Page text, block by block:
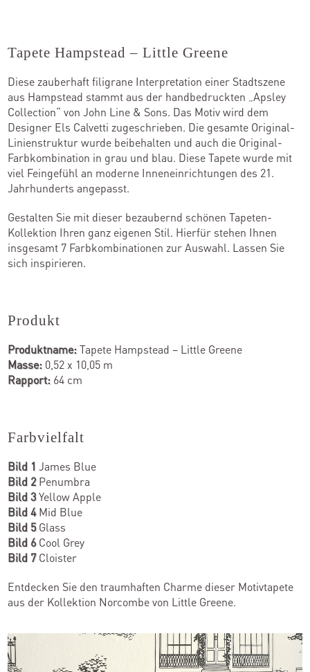
Tapete Hampstead – Little Greene
Diese zauberhaft filigrane Interpretation einer Stadtszene
aus Hampstead stammt aus der handbedruckten „Apsley
Collection“ von John Line & Sons. Das Motiv wird dem
Designer Els Calvetti zugeschrieben. Die gesamte Original-
Linienstruktur wurde beibehalten und auch die Original-
Farbkombination in grau und blau. Diese Tapete wurde mit
viel Feingefühl an moderne Inneneinrichtungen des 21.
Jahrhunderts angepasst.
Gestalten Sie mit dieser bezaubernd schönen Tapeten-
Kollektion Ihren ganz eigenen Stil. Hierfür stehen Ihnen
insgesamt 7 Farbkombinationen zur Auswahl. Lassen Sie
sich inspirieren.
Produkt
Produktname:Tapete Hampstead – Little Greene
Masse: 0,52 x 10,05 m
Rapport: 64 cm
Farbvielfalt
Bild 1 James Blue
Bild 2Penumbra
Bild 3Yellow Apple
Bild 4Mid Blue
Bild 5Glass
Bild 6Cool Grey
Bild 7Cloister
Entdecken Sie den traumhaften Charme dieser Motivtapete
aus der Kollektion Norcombe von Little Greene.